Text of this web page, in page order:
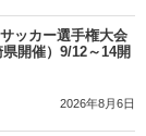
ッカー選手権大会
開催）9/12～14開
2026年8月6日